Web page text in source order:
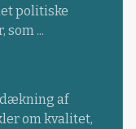
politiske
...
af
om kvalitet,